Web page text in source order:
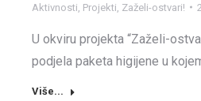
Aktivnosti Projekti Zaželi-ostvari!
U okviru projekta “Zaželi-
podjela paketa higijene u
Više...